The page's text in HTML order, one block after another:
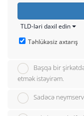
TLD-ləri daxil edin
Təhlükəsiz axtarış
Başqa bir
etmək istəyirəm.
Sadəcə